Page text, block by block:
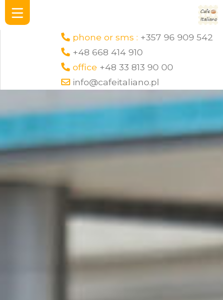
phone or sms : +357 96 909 542
+48 668 414 910
office +48 33 813 90 00
info@cafeitaliano.pl